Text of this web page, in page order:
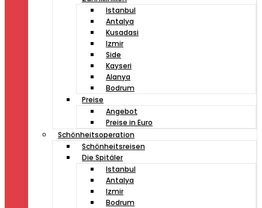
Istanbul
Antalya
Kusadasi
Izmir
Side
Kayseri
Alanya
Bodrum
Preise
Angebot
Preise in Euro
Schönheitsoperation
Schönheitsreisen
Die Spitäler
Istanbul
Antalya
Izmir
Bodrum